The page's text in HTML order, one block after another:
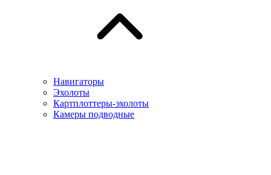
Навигаторы
Эхолоты
Картплоттеры-эхолоты
Камеры подводные